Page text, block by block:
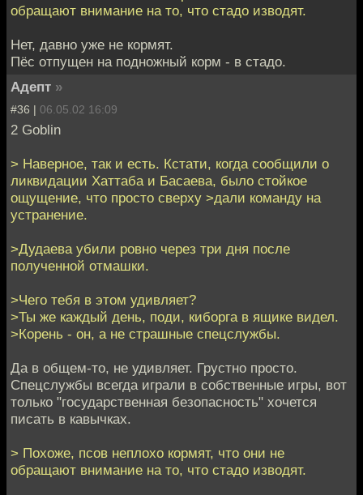
обращают внимание на то, что стадо изводят.
Нет, давно уже не кормят.
Пёс отпущен на подножный корм - в стадо.
Адепт »
#36 | 06.05.02 16:09
2 Goblin
> Наверное, так и есть. Кстати, когда сообщили о
ликвидации Хаттаба и Басаева, было стойкое
ощущение, что просто сверху >дали команду на
устранение.
>Дудаева убили ровно через три дня после
полученной отмашки.
>Чего тебя в этом удивляет?
>Ты же каждый день, поди, киборга в ящике видел.
>Корень - он, а не страшные спецслужбы.
Да в общем-то, не удивляет. Грустно просто.
Спецслужбы всегда играли в собственные игры, вот
только "государственная безопасность" хочется
писать в кавычках.
> Похоже, псов неплохо кормят, что они не
обращают внимание на то, что стадо изводят.